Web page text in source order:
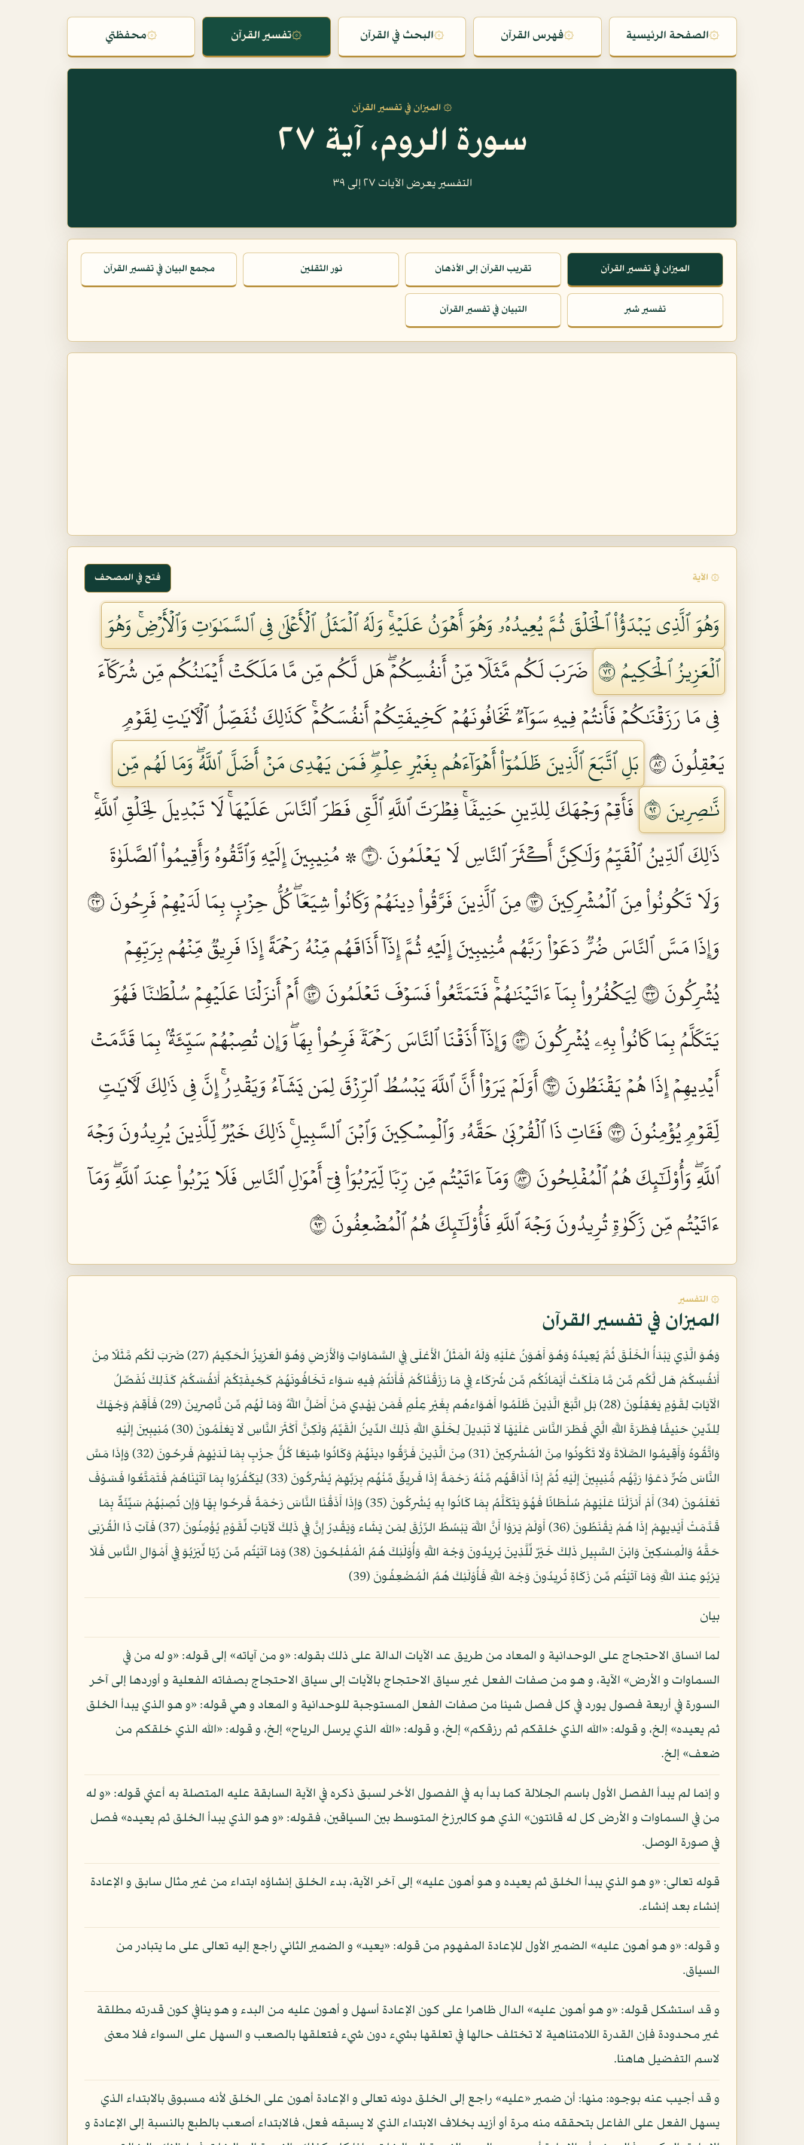
۞الصفحة الرئيسية ۞فهرس القرآن ۞البحث في القرآن ۞تفسير القرآن ۞محفظتي
۞ الميزان في تفسير القرآن
سورة الروم، آية ٢٧
التفسير يعرض الآيات ٢٧ إلى ٣٩
الميزان في تفسير القرآن تقريب القرآن إلى الأذهان نور الثقلين مجمع البيان في تفسير القرآن
تفسير شبر التبيان في تفسير القرآن
۞ الآية فتح في المصحف
وَهُوَ ٱلَّذِي يَبۡدَؤُاْ ٱلۡخَلۡقَ ثُمَّ يُعِيدُهُۥ وَهُوَ أَهۡوَنُ عَلَيۡهِۚ وَلَهُ ٱلۡمَثَلُ ٱلۡأَعۡلَىٰ فِي ٱلسَّمَٰوَٰتِ وَٱلۡأَرۡضِۚ وَهُوَ
ٱلۡعَزِيزُ ٱلۡحَكِيمُ ٢٧
ضَرَبَ لَكُم مَّثَلٗا مِّنۡ أَنفُسِكُمۡۖ هَل لَّكُم مِّن مَّا مَلَكَتۡ أَيۡمَٰنُكُم مِّن شُرَكَآءَ
فِي مَا رَزَقۡنَٰكُمۡ فَأَنتُمۡ فِيهِ سَوَآءٞ تَخَافُونَهُمۡ كَخِيفَتِكُمۡ أَنفُسَكُمۡۚ كَذَٰلِكَ نُفَصِّلُ ٱلۡأٓيَٰتِ لِقَوۡمٖ
يَعۡقِلُونَ ٢٨
بَلِ ٱتَّبَعَ ٱلَّذِينَ ظَلَمُوٓاْ أَهۡوَآءَهُم بِغَيۡرِ عِلۡمٖۖ فَمَن يَهۡدِي مَنۡ أَضَلَّ ٱللَّهُۖ وَمَا لَهُم مِّن
نَّٰصِرِينَ ٢٩
فَأَقِمۡ وَجۡهَكَ لِلدِّينِ حَنِيفٗاۚ فِطۡرَتَ ٱللَّهِ ٱلَّتِي فَطَرَ ٱلنَّاسَ عَلَيۡهَاۚ لَا تَبۡدِيلَ لِخَلۡقِ ٱللَّهِۚ
ذَٰلِكَ ٱلدِّينُ ٱلۡقَيِّمُ وَلَٰكِنَّ أَكۡثَرَ ٱلنَّاسِ لَا يَعۡلَمُونَ ٣٠
۞ مُنِيبِينَ إِلَيۡهِ وَٱتَّقُوهُ وَأَقِيمُواْ ٱلصَّلَوٰةَ
وَلَا تَكُونُواْ مِنَ ٱلۡمُشۡرِكِينَ ٣١
مِنَ ٱلَّذِينَ فَرَّقُواْ دِينَهُمۡ وَكَانُواْ شِيَعٗاۖ كُلُّ حِزۡبِۭ بِمَا لَدَيۡهِمۡ فَرِحُونَ ٣٢
وَإِذَا مَسَّ ٱلنَّاسَ ضُرّٞ دَعَوۡاْ رَبَّهُم مُّنِيبِينَ إِلَيۡهِ ثُمَّ إِذَآ أَذَاقَهُم مِّنۡهُ رَحۡمَةً إِذَا فَرِيقٞ مِّنۡهُم بِرَبِّهِمۡ
يُشۡرِكُونَ ٣٣
لِيَكۡفُرُواْ بِمَآ ءَاتَيۡنَٰهُمۡۚ فَتَمَتَّعُواْ فَسَوۡفَ تَعۡلَمُونَ ٣٤
أَمۡ أَنزَلۡنَا عَلَيۡهِمۡ سُلۡطَٰنٗا فَهُوَ
يَتَكَلَّمُ بِمَا كَانُواْ بِهِۦ يُشۡرِكُونَ ٣٥
وَإِذَآ أَذَقۡنَا ٱلنَّاسَ رَحۡمَةٗ فَرِحُواْ بِهَاۖ وَإِن تُصِبۡهُمۡ سَيِّئَةُۢ بِمَا قَدَّمَتۡ
أَيۡدِيهِمۡ إِذَا هُمۡ يَقۡنَطُونَ ٣٦
أَوَلَمۡ يَرَوۡاْ أَنَّ ٱللَّهَ يَبۡسُطُ ٱلرِّزۡقَ لِمَن يَشَآءُ وَيَقۡدِرُۚ إِنَّ فِي ذَٰلِكَ لَأٓيَٰتٖ
لِّقَوۡمٖ يُؤۡمِنُونَ ٣٧
فَـَٔاتِ ذَا ٱلۡقُرۡبَىٰ حَقَّهُۥ وَٱلۡمِسۡكِينَ وَٱبۡنَ ٱلسَّبِيلِۚ ذَٰلِكَ خَيۡرٞ لِّلَّذِينَ يُرِيدُونَ وَجۡهَ
ٱللَّهِۖ وَأُوْلَٰٓئِكَ هُمُ ٱلۡمُفۡلِحُونَ ٣٨
وَمَآ ءَاتَيۡتُم مِّن رِّبٗا لِّيَرۡبُوَاْ فِيٓ أَمۡوَٰلِ ٱلنَّاسِ فَلَا يَرۡبُواْ عِندَ ٱللَّهِۖ وَمَآ
ءَاتَيۡتُم مِّن زَكَوٰةٖ تُرِيدُونَ وَجۡهَ ٱللَّهِ فَأُوْلَٰٓئِكَ هُمُ ٱلۡمُضۡعِفُونَ ٣٩
۞ التفسير
الميزان في تفسير القرآن
وَهُوَ الَّذِي يَبْدَأُ الْخَلْقَ ثُمَّ يُعِيدُهُ وَهُوَ أَهْوَنُ عَلَيْهِ وَلَهُ الْمَثَلُ الْأَعْلَى فِي السَّمَاوَاتِ وَالْأَرْضِ وَهُوَ الْعَزِيزُ الْحَكِيمُ (27) ضَرَبَ لَكُم مَّثَلًا مِنْ
أَنفُسِكُمْ هَل لَّكُم مِّن مَّا مَلَكَتْ أَيْمَانُكُم مِّن شُرَكَاء فِي مَا رَزَقْنَاكُمْ فَأَنتُمْ فِيهِ سَوَاء تَخَافُونَهُمْ كَخِيفَتِكُمْ أَنفُسَكُمْ كَذَلِكَ نُفَصِّلُ
الْآيَاتِ لِقَوْمٍ يَعْقِلُونَ (28) بَلِ اتَّبَعَ الَّذِينَ ظَلَمُوا أَهْوَاءهُم بِغَيْرِ عِلْمٍ فَمَن يَهْدِي مَنْ أَضَلَّ اللَّهُ وَمَا لَهُم مِّن نَّاصِرِينَ (29) فَأَقِمْ وَجْهَكَ
لِلدِّينِ حَنِيفًا فِطْرَةَ اللَّهِ الَّتِي فَطَرَ النَّاسَ عَلَيْهَا لَا تَبْدِيلَ لِخَلْقِ اللَّهِ ذَلِكَ الدِّينُ الْقَيِّمُ وَلَكِنَّ أَكْثَرَ النَّاسِ لَا يَعْلَمُونَ (30) مُنِيبِينَ إِلَيْهِ
وَاتَّقُوهُ وَأَقِيمُوا الصَّلَاةَ وَلَا تَكُونُوا مِنَ الْمُشْرِكِينَ (31) مِنَ الَّذِينَ فَرَّقُوا دِينَهُمْ وَكَانُوا شِيَعًا كُلُّ حِزْبٍ بِمَا لَدَيْهِمْ فَرِحُونَ (32) وَإِذَا مَسَّ
النَّاسَ ضُرٌّ دَعَوْا رَبَّهُم مُّنِيبِينَ إِلَيْهِ ثُمَّ إِذَا أَذَاقَهُم مِّنْهُ رَحْمَةً إِذَا فَرِيقٌ مِّنْهُم بِرَبِّهِمْ يُشْرِكُونَ (33) لِيَكْفُرُوا بِمَا آتَيْنَاهُمْ فَتَمَتَّعُوا فَسَوْفَ
تَعْلَمُونَ (34) أَمْ أَنزَلْنَا عَلَيْهِمْ سُلْطَانًا فَهُوَ يَتَكَلَّمُ بِمَا كَانُوا بِهِ يُشْرِكُونَ (35) وَإِذَا أَذَقْنَا النَّاسَ رَحْمَةً فَرِحُوا بِهَا وَإِن تُصِبْهُمْ سَيِّئَةٌ بِمَا
قَدَّمَتْ أَيْدِيهِمْ إِذَا هُمْ يَقْنَطُونَ (36) أَوَلَمْ يَرَوْا أَنَّ اللَّهَ يَبْسُطُ الرِّزْقَ لِمَن يَشَاء وَيَقْدِرُ إِنَّ فِي ذَلِكَ لَآيَاتٍ لِّقَوْمٍ يُؤْمِنُونَ (37) فَآتِ ذَا الْقُرْبَى
حَقَّهُ وَالْمِسْكِينَ وَابْنَ السَّبِيلِ ذَلِكَ خَيْرٌ لِّلَّذِينَ يُرِيدُونَ وَجْهَ اللَّهِ وَأُوْلَئِكَ هُمُ الْمُفْلِحُونَ (38) وَمَا آتَيْتُم مِّن رِّبًا لِّيَرْبُوَ فِي أَمْوَالِ النَّاسِ فَلَا
يَرْبُو عِندَ اللَّهِ وَمَا آتَيْتُم مِّن زَكَاةٍ تُرِيدُونَ وَجْهَ اللَّهِ فَأُوْلَئِكَ هُمُ الْمُضْعِفُونَ (39)
بيان
لما انساق الاحتجاج على الوحدانية و المعاد من طريق عد الآيات الدالة على ذلك بقوله: «و من آياته» إلى قوله: «و له من في
السماوات و الأرض» الآية، و هو من صفات الفعل غير سياق الاحتجاج بالآيات إلى سياق الاحتجاج بصفاته الفعلية و أوردها إلى آخر
السورة في أربعة فصول يورد في كل فصل شيئا من صفات الفعل المستوجبة للوحدانية و المعاد و هي قوله: «و هو الذي يبدأ الخلق
ثم يعيده» إلخ، و قوله: «الله الذي خلقكم ثم رزقكم» إلخ، و قوله: «الله الذي يرسل الرياح» إلخ، و قوله: «الله الذي خلقكم من
ضعف» إلخ.
و إنما لم يبدأ الفصل الأول باسم الجلالة كما بدأ به في الفصول الأخر لسبق ذكره في الآية السابقة عليه المتصلة به أعني قوله: «و له
من في السماوات و الأرض كل له قانتون» الذي هو كالبرزخ المتوسط بين السياقين، فقوله: «و هو الذي يبدأ الخلق ثم يعيده» فصل
في صورة الوصل.
قوله تعالى: «و هو الذي يبدأ الخلق ثم يعيده و هو أهون عليه» إلى آخر الآية، بدء الخلق إنشاؤه ابتداء من غير مثال سابق و الإعادة
إنشاء بعد إنشاء.
و قوله: «و هو أهون عليه» الضمير الأول للإعادة المفهوم من قوله: «يعيد» و الضمير الثاني راجع إليه تعالى على ما يتبادر من
السياق.
و قد استشكل قوله: «و هو أهون عليه» الدال ظاهرا على كون الإعادة أسهل و أهون عليه من البدء و هو ينافي كون قدرته مطلقة
غير محدودة فإن القدرة اللامتناهية لا تختلف حالها في تعلقها بشيء دون شيء فتعلقها بالصعب و السهل على السواء فلا معنى
لاسم التفضيل هاهنا.
و قد أجيب عنه بوجوه: منها: أن ضمير «عليه» راجع إلى الخلق دونه تعالى و الإعادة أهون على الخلق لأنه مسبوق بالابتداء الذي
يسهل الفعل على الفاعل بتحققه منه مرة أو أزيد بخلاف الابتداء الذي لا يسبقه فعل، فالابتداء أصعب بالطبع بالنسبة إلى الإعادة و